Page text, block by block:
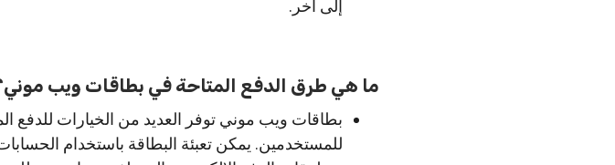
إلى آخر.
ما هي طرق الدفع المتاحة في بطاقات ويب
بطاقات ويب موني توفر العديد من الخيارات للدفع
للمستخدمين. يمكن تعبئة البطاقة باستخدام الحسابات